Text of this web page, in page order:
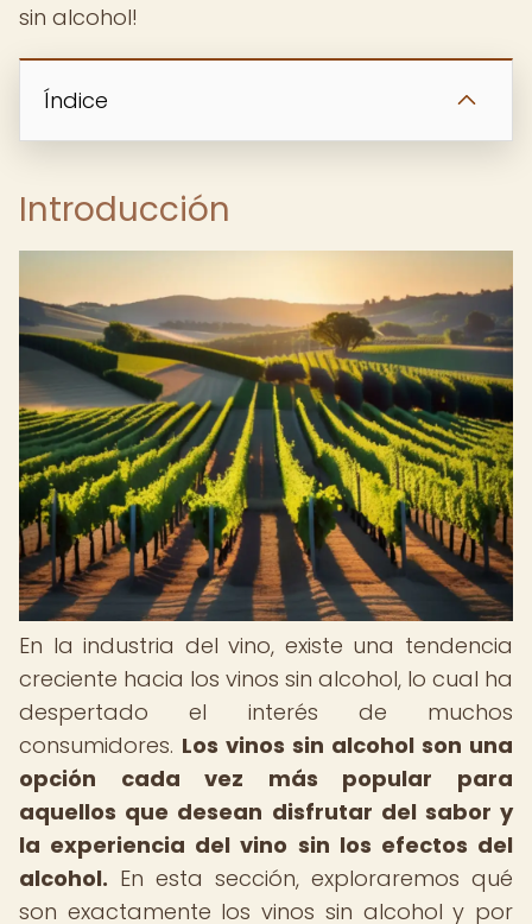
sin alcohol!
Índice
Introducción
En la industria del vino, existe una tendencia
creciente hacia los vinos sin alcohol, lo cual ha
despertado el interés de muchos
consumidores. Los vinos sin alcohol son una
opción cada vez más popular para
aquellos que desean disfrutar del sabor y
la experiencia del vino sin los efectos del
alcohol. En esta sección, exploraremos qué
son exactamente los vinos sin alcohol y por